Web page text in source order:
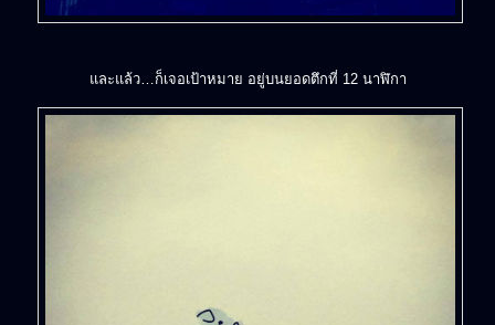
และแล้ว…ก็เจอเป้าหมาย อยู่บนยอดตึกที่ 12 นาฬิกา